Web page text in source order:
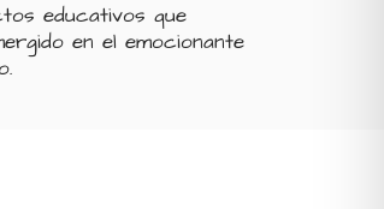
educativos que
en el emocionante